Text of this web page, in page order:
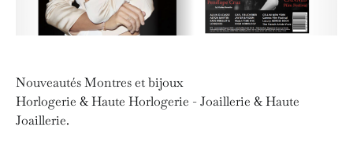
Nouveautés Montres et bijoux
Horlogerie & Haute Horlogerie - Joaillerie & Haute
Joaillerie.